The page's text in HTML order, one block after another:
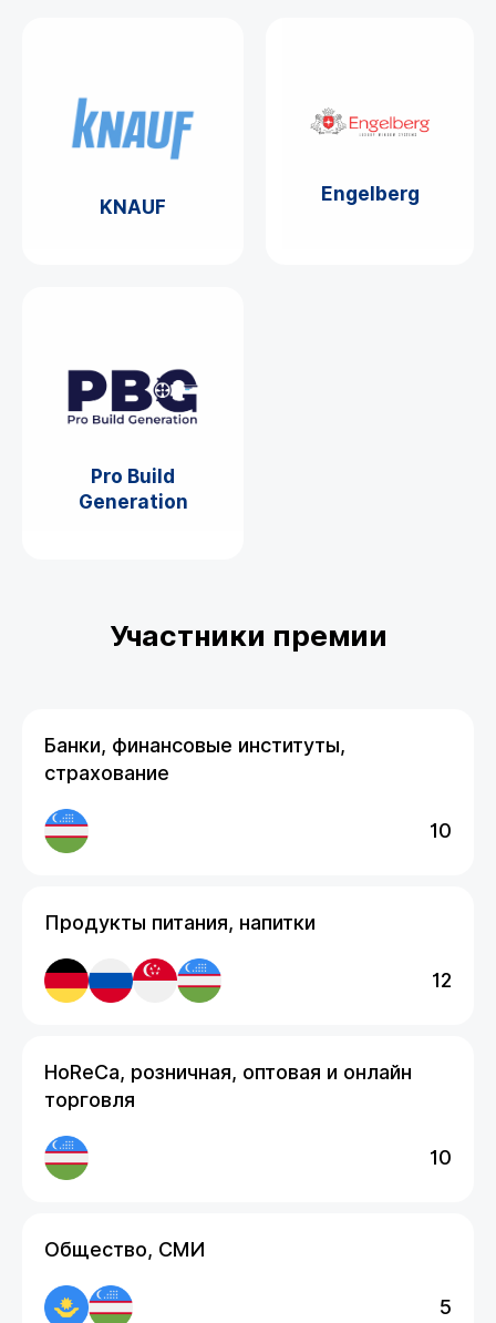
KNAUF
Engelberg
Pro Build
Generation
Участники премии
Банки, финансовые институты,
страхование
10
Продукты питания, напитки
12
HoReCa, розничная, оптовая и онлайн
торговля
10
Общество, СМИ
5